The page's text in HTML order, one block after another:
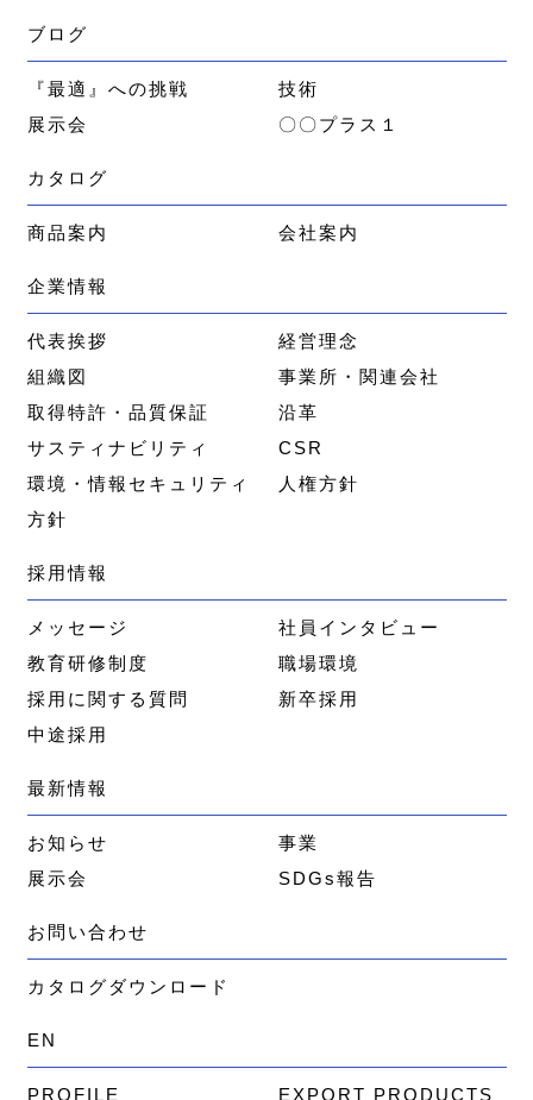
ブログ
『最適』への挑戦
技術
展示会
〇〇プラス１
カタログ
商品案内 会社案内
企業情報
代表挨拶
経営理念
組織図
事業所・関連会社
取得特許・品質保証
沿革
サスティナビリティ
CSR
環境・情報セキュリティ
方針
人権方針
採用情報
メッセージ
社員インタビュー
教育研修制度
職場環境
採用に関する質問
新卒採用
中途採用
最新情報
お知らせ
事業
展示会
SDGs報告
お問い合わせ
カタログダウンロード
EN
PROFILE EXPORT PRODUCTS